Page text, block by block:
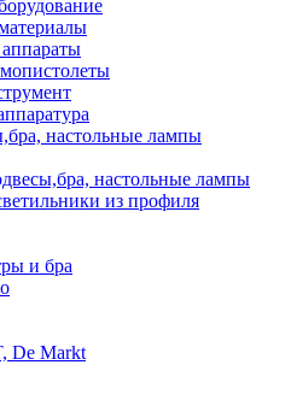
настольные лампы
настольные лампы
из профиля
и бра
De Markt